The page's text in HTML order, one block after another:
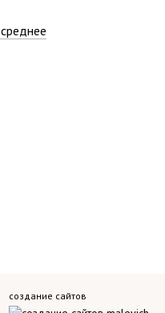
создание сайтов